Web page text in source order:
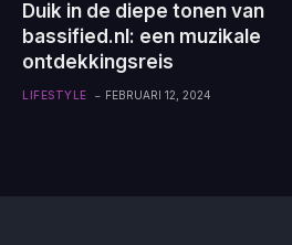
Duik in de diepe tonen van
bassified.nl: een muzikale
ontdekkingsreis
LIFESTYLE FEBRUARI 12, 2024